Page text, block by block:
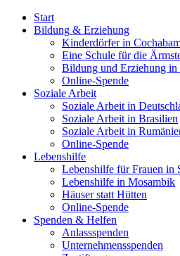
Start
Bildung & Erziehung
Kinderdörfer in
Eine Schule für die
Bildung und Erziehung in
Online-Spende
Soziale Arbeit
Soziale Arbeit in
Soziale Arbeit in Brasilien
Soziale Arbeit in
Online-Spende
Lebenshilfe
Lebenshilfe für Frauen in
Lebenshilfe in Mosambik
Häuser statt Hütten
Online-Spende
Spenden & Helfen
Anlassspenden
Unternehmensspenden